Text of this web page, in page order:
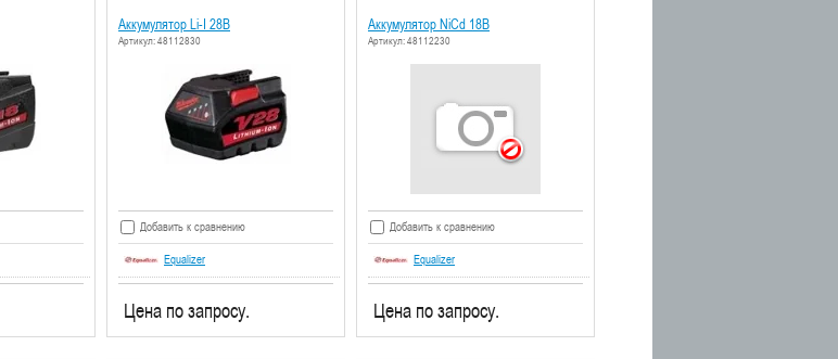
Аккумулятор Li-I 28В
Артикул: 48112830
Добавить к сравнению
Equalizer
Цена по запросу.
Аккумулятор NiCd 18В
Артикул: 48112230
Добавить к сравнению
Equalizer
Цена по запросу.